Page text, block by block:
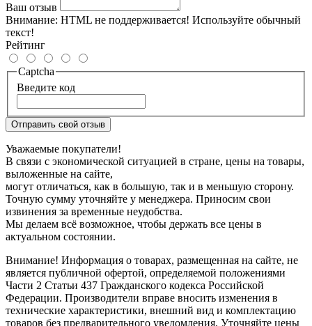
Ваш отзыв
Внимание: HTML не поддерживается! Используйте обычный
текст!
Рейтинг
Captcha
Введите код
Отправить свой отзыв
Уважаемые покупатели!
В связи с экономической ситуацией в стране, цены на товары,
выложенные на сайте,
могут отличаться, как в большую, так и в меньшую сторону.
Точную сумму уточняйте у менеджера. Приносим свои
извинения за временные неудобства.
Мы делаем всё возможное, чтобы держать все цены в
актуальном состоянии.
Внимание! Информация о товарах, размещенная на сайте, не
является публичной офертой, определяемой положениями
Части 2 Статьи 437 Гражданского кодекса Российской
Федерации. Производители вправе вносить изменения в
технические характеристики, внешний вид и комплектацию
товаров без предварительного уведомления. Уточняйте цены